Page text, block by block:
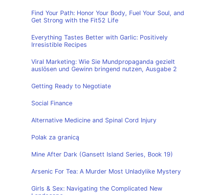
Find Your Path: Honor Your Body, Fuel Your Soul, and
Get Strong with the Fit52 Life
Everything Tastes Better with Garlic: Positively
Irresistible Recipes
Viral Marketing: Wie Sie Mundpropaganda gezielt
auslösen und Gewinn bringend nutzen, Ausgabe 2
Getting Ready to Negotiate
Social Finance
Alternative Medicine and Spinal Cord Injury
Polak za granicą
Mine After Dark (Gansett Island Series, Book 19)
Arsenic For Tea: A Murder Most Unladylike Mystery
Girls & Sex: Navigating the Complicated New